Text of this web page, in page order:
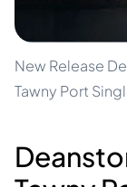
New Release
Tawny Port